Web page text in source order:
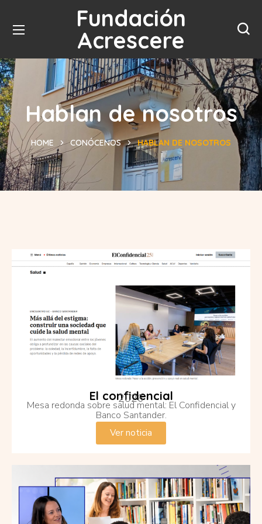
Fundación
Acrescere
Hablan de nosotros
HOME CONÓCENOS HABLAN DE NOSOTROS
El confidencial
2026
Mesa redonda sobre salud mental: El Confidencial y
Banco Santander.
Ver noticia